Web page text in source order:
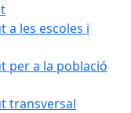
a les escoles i
per a la població
transversal